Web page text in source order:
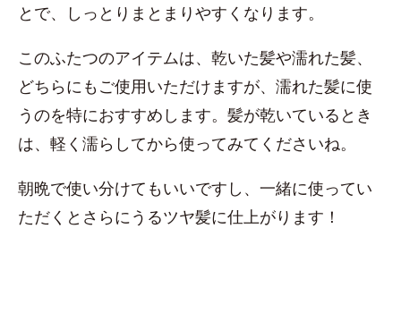
とで、しっとりまとまりやすくなります。
このふたつのアイテムは、乾いた髪や濡れた髪、
どちらにもご使用いただけますが、濡れた髪に使
うのを特におすすめします。髪が乾いているとき
は、軽く濡らしてから使ってみてくださいね。
朝晩で使い分けてもいいですし、一緒に使ってい
ただくとさらにうるツヤ髪に仕上がります！